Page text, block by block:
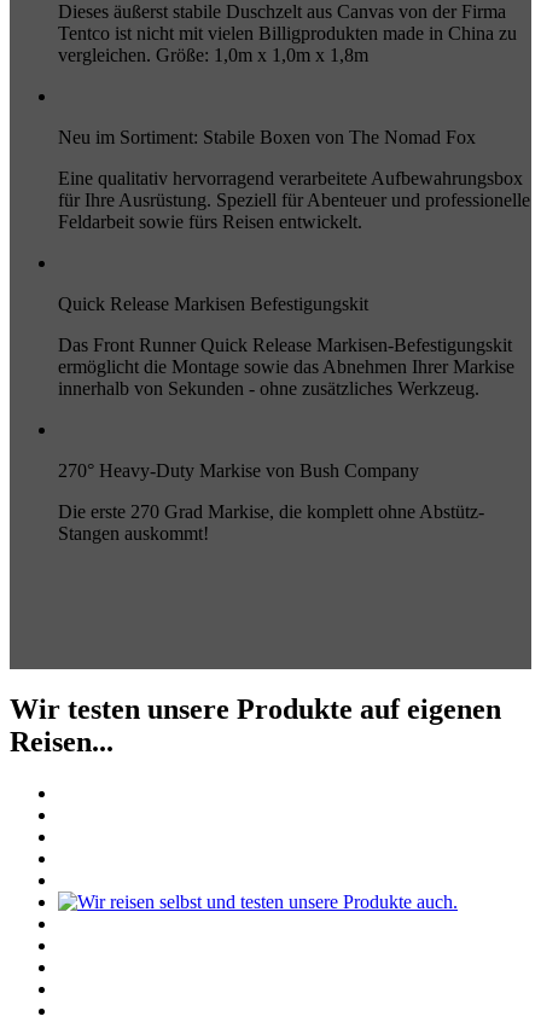
Dieses äußerst stabile Duschzelt aus Canvas von der Firma
Tentco ist nicht mit vielen Billigprodukten made in China zu
vergleichen. Größe: 1,0m x 1,0m x 1,8m
Neu im Sortiment: Stabile Boxen von The Nomad Fox
Eine qualitativ hervorragend verarbeitete Aufbewahrungsbox
für Ihre Ausrüstung. Speziell für Abenteuer und professionelle
Feldarbeit sowie fürs Reisen entwickelt.
Quick Release Markisen Befestigungskit
Das Front Runner Quick Release Markisen-Befestigungskit
ermöglicht die Montage sowie das Abnehmen Ihrer Markise
innerhalb von Sekunden - ohne zusätzliches Werkzeug.
270° Heavy-Duty Markise von Bush Company
Die erste 270 Grad Markise, die komplett ohne Abstütz-
Stangen auskommt!
Wir testen unsere Produkte auf eigenen
Reisen...